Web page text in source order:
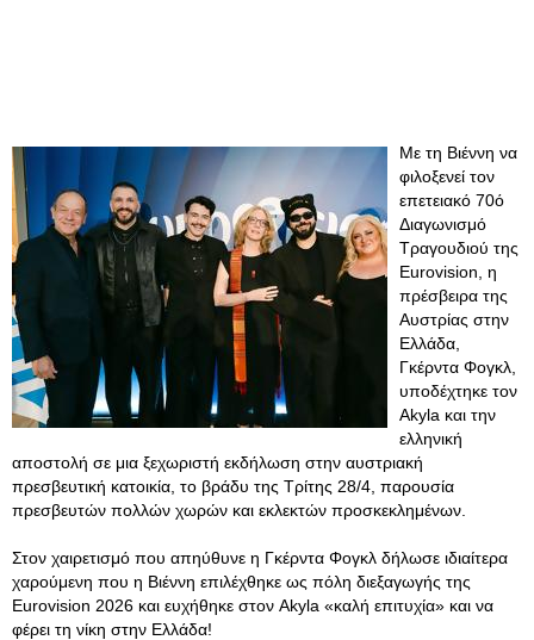
Με τη Βιέννη να
φιλοξενεί τον
επετειακό 70ό
Διαγωνισμό
Τραγουδιού της
Eurovision, η
πρέσβειρα της
Αυστρίας στην
Ελλάδα,
Γκέρντα Φογκλ,
υποδέχτηκε τον
Akyla και την
ελληνική
αποστολή σε μια ξεχωριστή εκδήλωση στην αυστριακή
πρεσβευτική κατοικία, το βράδυ της Τρίτης 28/4, παρουσία
πρεσβευτών πολλών χωρών και εκλεκτών προσκεκλημένων.
Στον χαιρετισμό που απηύθυνε η Γκέρντα Φογκλ δήλωσε ιδιαίτερα
χαρούμενη που η Βιέννη επιλέχθηκε ως πόλη διεξαγωγής της
Eurovision 2026 και ευχήθηκε στον Akyla «καλή επιτυχία» και να
φέρει τη νίκη στην Ελλάδα!